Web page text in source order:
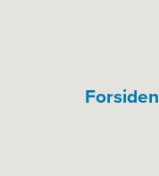
Forsiden